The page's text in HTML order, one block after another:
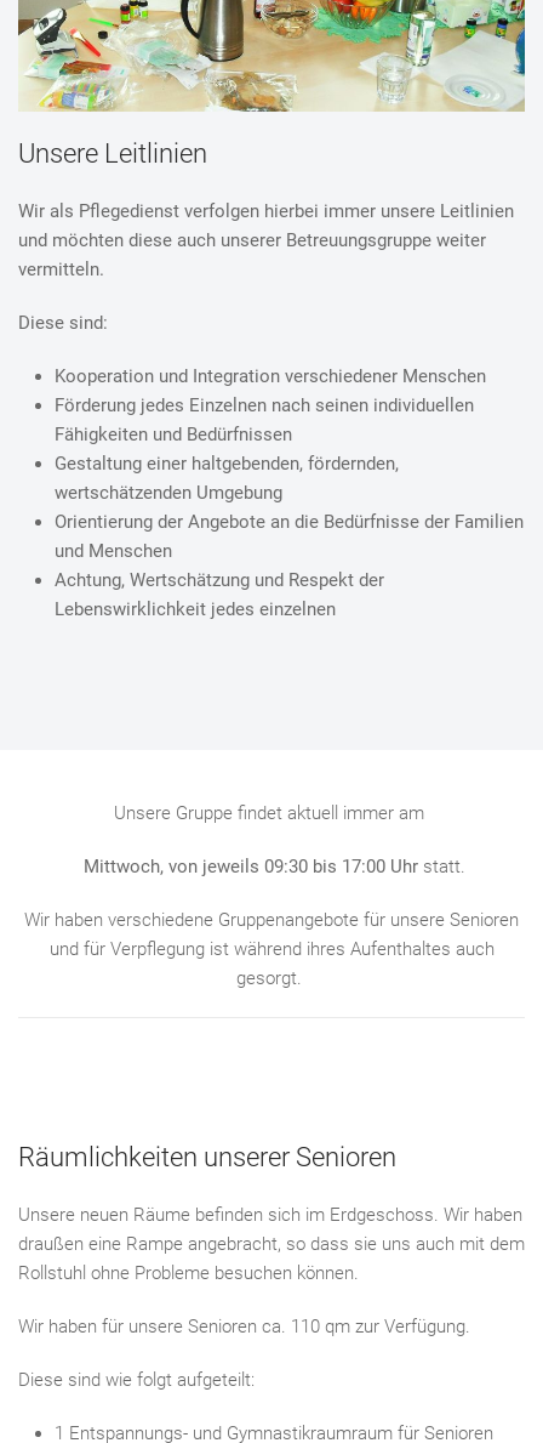
Unsere Leitlinien
Wir als Pflegedienst verfolgen hierbei immer unsere Leitlinien
und möchten diese auch unserer Betreuungsgruppe weiter
vermitteln.
Diese sind:
Kooperation und Integration verschiedener Menschen
Förderung jedes Einzelnen nach seinen individuellen
Fähigkeiten und Bedürfnissen
Gestaltung einer haltgebenden, fördernden,
wertschätzenden Umgebung
Orientierung der Angebote an die Bedürfnisse der Familien
und Menschen
Achtung, Wertschätzung und Respekt der
Lebenswirklichkeit jedes einzelnen
Unsere Gruppe findet aktuell immer am
Mittwoch, von jeweils 09:30 bis 17:00 Uhr statt.
Wir haben verschiedene Gruppenangebote für unsere Senioren
und für Verpflegung ist während ihres Aufenthaltes auch
gesorgt.
Räumlichkeiten unserer Senioren
Unsere neuen Räume befinden sich im Erdgeschoss. Wir haben
draußen eine Rampe angebracht, so dass sie uns auch mit dem
Rollstuhl ohne Probleme besuchen können.
Wir haben für unsere Senioren ca. 110 qm zur Verfügung.
Diese sind wie folgt aufgeteilt:
1 Entspannungs- und Gymnastikraumraum für Senioren